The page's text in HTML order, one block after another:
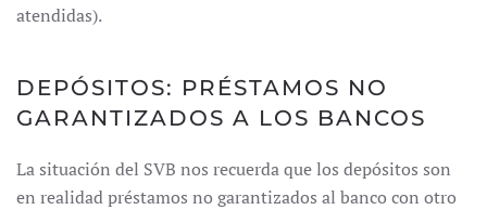
atendidas).
DEPÓSITOS: PRÉSTAMOS NO
GARANTIZADOS A LOS BANCOS
La situación del SVB nos recuerda que los depósitos son
en realidad préstamos no garantizados al banco con otro